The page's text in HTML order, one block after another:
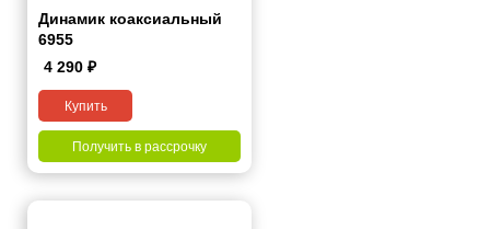
Динамик коаксиальный
6955
4 290 ₽
Купить
Получить в рассрочку